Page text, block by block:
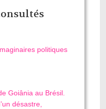
politiques
Goiânia au Brésil.
désastre,